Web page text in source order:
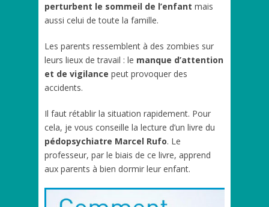
perturbent le sommeil de l’enfant mais
aussi celui de toute la famille.
Les parents ressemblent à des zombies sur
leurs lieux de travail : le manque d’attention
et de vigilance peut provoquer des
accidents.
Il faut rétablir la situation rapidement. Pour
cela, je vous conseille la lecture d’un livre du
pédopsychiatre Marcel Rufo. Le
professeur, par le biais de ce livre, apprend
aux parents à bien dormir leur enfant.